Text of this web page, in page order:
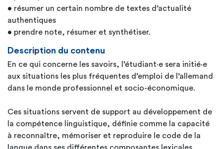
• résumer un certain nombre de textes d’actualité
authentiques
• prendre note, résumer et synthétiser.
Description du contenu
En ce qui concerne les savoirs, l’étudiant·e sera initié·e
aux situations les plus fréquentes d’emploi de l’allemand
dans le monde professionnel et socio-économique.
Ces situations servent de support au développement de
la compétence linguistique, définie comme la capacité
à reconnaître, mémoriser et reproduire le code de la